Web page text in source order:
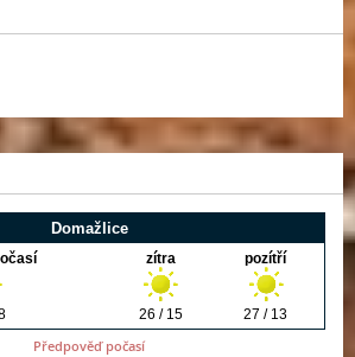
Předpověď počasí